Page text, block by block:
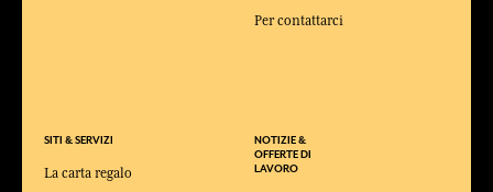
SITI & SERVIZI
La carta regalo
Per contattarci
NOTIZIE &
OFFERTE DI
LAVORO